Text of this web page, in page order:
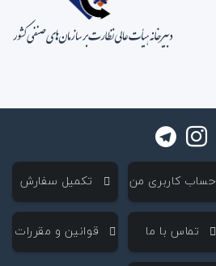
‌ حساب کاربری من ‌ تکمیل سفارش
‌ تماس با ما ‌ قوانین و مقررات